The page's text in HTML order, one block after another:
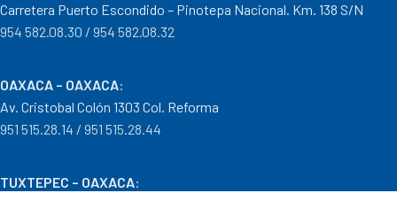
Carretera Puerto Escondido – Pinotepa Nacional. Km. 138 S/N
954 582.08.30 / 954 582.08.32
OAXACA – OAXACA:
Av. Cristobal Colón 1303 Col. Reforma
951 515.28.14 / 951 515.28.44
TUXTEPEC – OAXACA: